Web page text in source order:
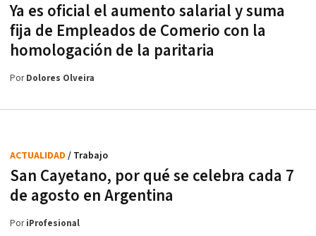
Ya es oficial el aumento salarial y suma
fija de Empleados de Comerio con la
homologación de la paritaria
PorDolores Olveira
San Cayetano, por qué se celebra cada 7
de agosto en Argentina
ACTUALIDAD / Trabajo
PoriProfesional